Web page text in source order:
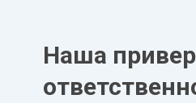
Наша